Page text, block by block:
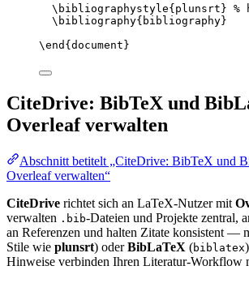
\bibliographystyle{plunsrt} %
\bibliography{bibliography}
\end { document }
CiteDrive: BibTeX und
Overleaf verwalten
Abschnitt betitelt „CiteDrive: BibTeX und
Overleaf verwalten“
CiteDrive richtet sich an LaTeX-Nutzer mit
verwalten .bib-Dateien und Projekte zentral,
an Referenzen und halten Zitate konsistent —
Stile wie plunsrt) oderBibLaTeX (biblatex
Hinweise verbinden Ihren Literatur-Workflow